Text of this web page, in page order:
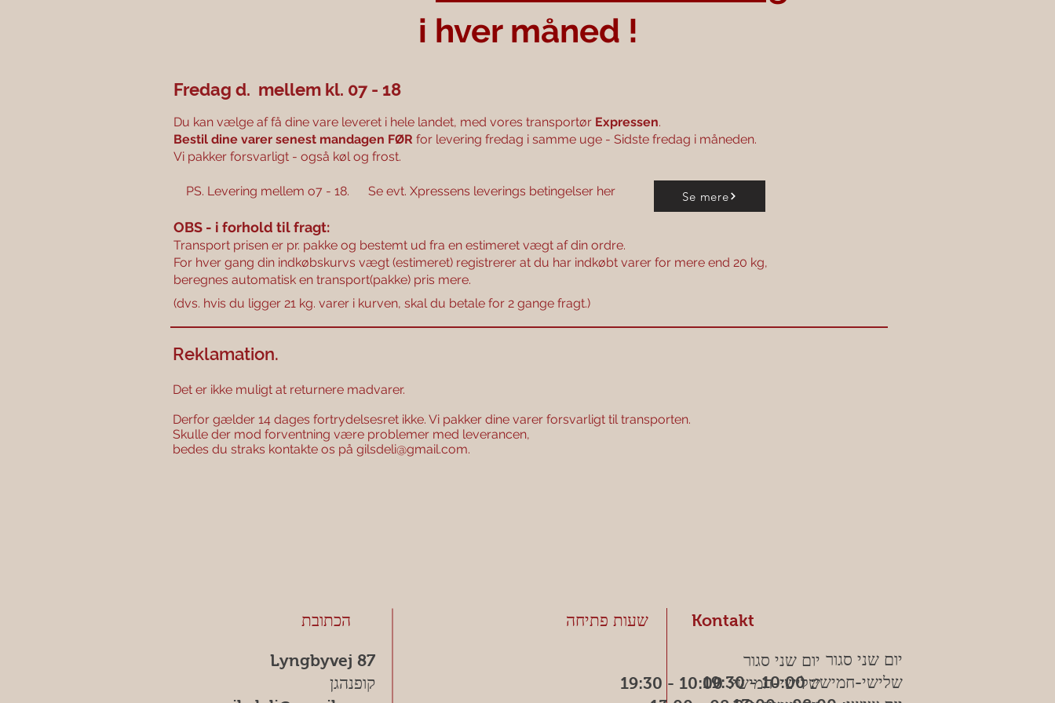
i hver måned !
Fredag d. mellem kl. 07 - 18
Du kan vælge af få dine vare leveret i hele landet, med vores transportør Expressen.
Bestil dine varer senest mandagen FØR for levering fredag i samme uge - Sidste fredag i måneden.
Vi pakker forsvarligt - også køl og frost.
PS. Levering mellem o7 - 18. Se evt. Xpressens leverings betingelser her
​OBS - i forhold til fragt:
Transport prisen er pr. pakke og bestemt ud fra en estimeret vægt af din ordre.
For hver gang din indkøbskurvs vægt (estimeret) registrerer at du har indkøbt varer for mere end 20 kg,
beregnes automatisk en transport(pakke) pris mere.
(dvs. hvis du ligger 21 kg. varer i kurven, skal du betale for 2 gange fragt.)
Se mere
Reklamation.
Det er ikke muligt at returnere madvarer.
Derfor gælder 14 dages fortrydelsesret ikke. ​Vi pakker dine varer forsvarligt til transporten.
Skulle der mod forventning være problemer med leverancen,
bedes du straks kontakte os på gilsdeli@gmail.com.
הכתובת שעות פתיחה Kontakt
Lyngbyvej 87
קופנהגן
יום שני סגור
שלישי-חמישי: 10:00 - 19:30
יום שני סגור
שלישי-חמישי: 10:00 - 19:30